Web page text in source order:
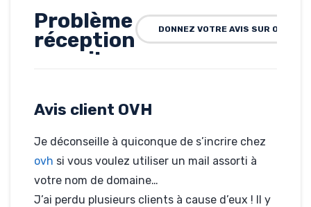
Problème
réception
e-mail
!
06-2012
www.celebration-
monaco.com
DONNEZ VOTRE AVIS SUR OVH
Avis client OVH
Je déconseille à quiconque de s’incrire chez
ovh si vous voulez utiliser un mail assorti à
votre nom de domaine…
J’ai perdu plusieurs clients à cause d’eux ! Il y